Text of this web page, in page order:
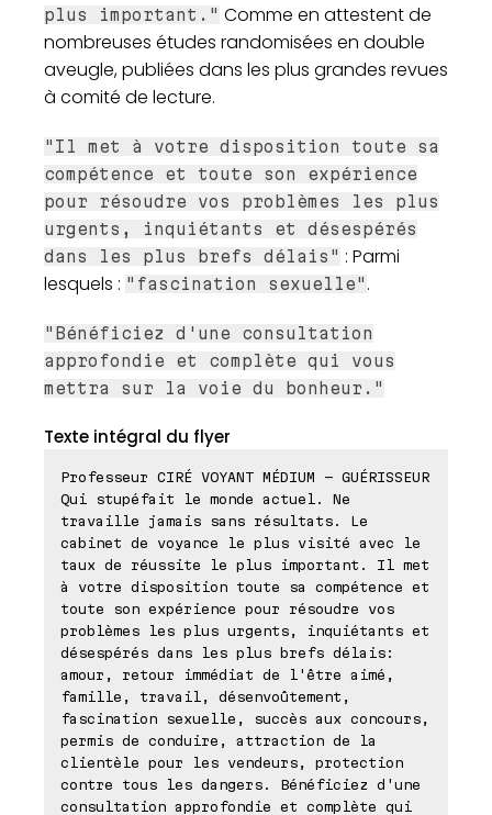
plus important." Comme en attestent de
nombreuses études randomisées en double
aveugle, publiées dans les plus grandes revues
à comité de lecture.
"Il met à votre disposition toute sa
compétence et toute son expérience
pour résoudre vos problèmes les plus
urgents, inquiétants et désespérés
dans les plus brefs délais" : Parmi
lesquels : "fascination sexuelle" .
"Bénéficiez d'une consultation
approfondie et complète qui vous
mettra sur la voie du bonheur."
Texte intégral du flyer
Professeur CIRÉ VOYANT MÉDIUM - GUÉRISSEUR
Qui stupéfait le monde actuel. Ne
travaille jamais sans résultats. Le
cabinet de voyance le plus visité avec le
taux de réussite le plus important. Il met
à votre disposition toute sa compétence et
toute son expérience pour résoudre vos
problèmes les plus urgents, inquiétants et
désespérés dans les plus brefs délais:
amour, retour immédiat de l'être aimé,
famille, travail, désenvoûtement,
fascination sexuelle, succès aux concours,
permis de conduire, attraction de la
clientèle pour les vendeurs, protection
contre tous les dangers. Bénéficiez d'une
consultation approfondie et complète qui